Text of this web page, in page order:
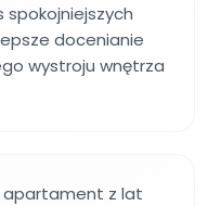
spokojniejszych
docenianie
wystroju wnętrza
apartament z lat